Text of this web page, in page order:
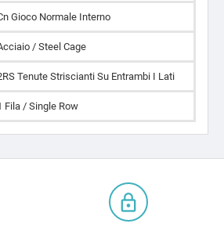
Gioco Normale Interno
/ Steel Cage
Tenute Striscianti Su Entrambi I Lati
Fila / Single Row
lock_outline